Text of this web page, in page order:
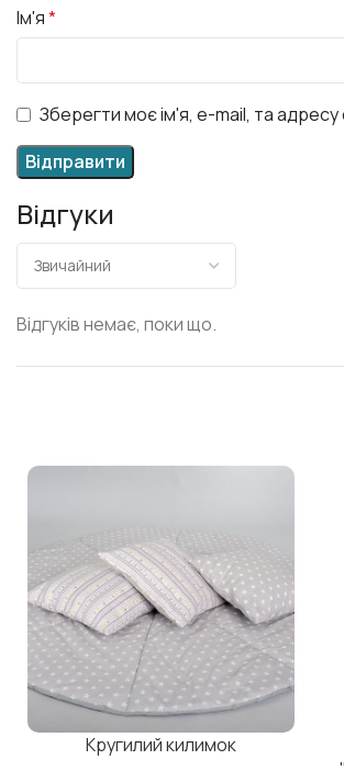
Відгуки
Відгуків немає, поки що.
Ім'я*
Зберегти моє ім'я, e-mail, та
Кругилий килимок